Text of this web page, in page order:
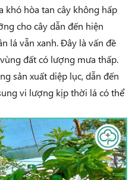
khó hòa tan cây không hấp
cho cây dẫn đến hiện
lá vẫn xanh. Đây là vấn đề
đất có lượng mưa thấp.
sản xuất diệp lục, dẫn đến
vi lượng kịp thời lá có thể